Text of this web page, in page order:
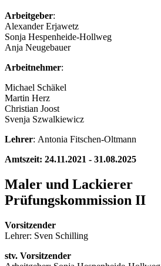
Arbeitgeber:
Alexander Erjawetz
Sonja Hespenheide-Hollweg
Anja Neugebauer
Arbeitnehmer:
Michael Schäkel
Martin Herz
Christian Joost
Svenja Szwalkiewicz
Lehrer: Antonia Fitschen-Oltmann
Amtszeit: 24.11.2021 - 31.08.2025
Maler und Lackierer
Prüfungskommission II
Vorsitzender
Lehrer: Sven Schilling
stv. Vorsitzender